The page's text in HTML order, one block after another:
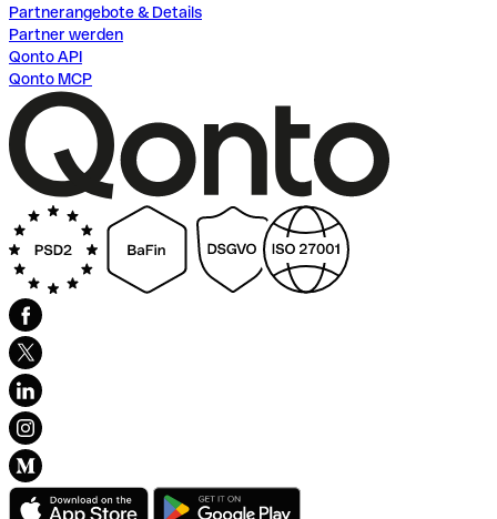
Partnerangebote & Details
Partner werden
Qonto API
Qonto MCP